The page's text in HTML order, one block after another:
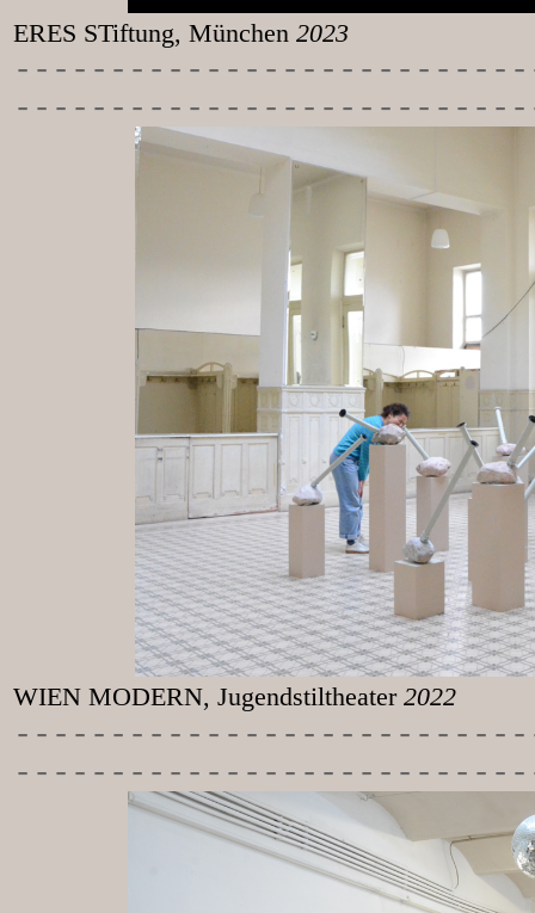
ERES STiftung, München 2023
-----------
WIEN MODERN, Jugendstiltheater 2022
-----------